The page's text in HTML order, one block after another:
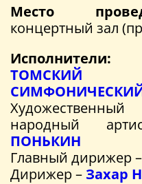
Место
концертный зал
Исполнители:
ТОМСКИЙ
СИМФОНИЧЕСКИЙ
народный
ПОНЬКИН
Главный дирижер –
Дирижер – Захар